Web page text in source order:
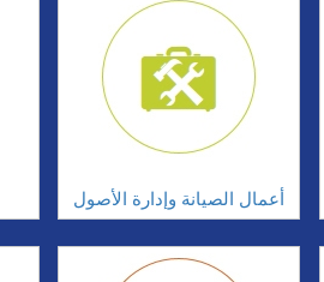
أعمال الصيانة وإدارة الأصول